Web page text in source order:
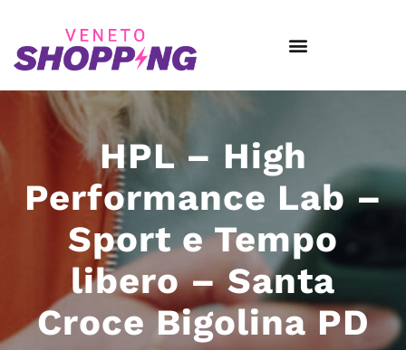
HPL – High
Performance Lab –
Sport e Tempo
libero – Santa
Croce Bigolina PD